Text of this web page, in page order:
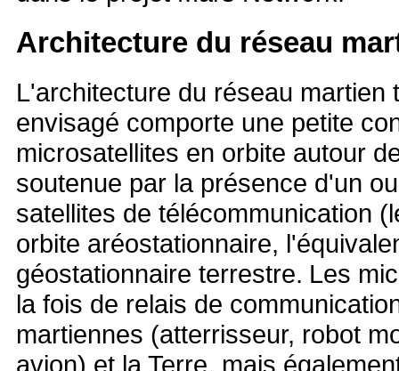
Architecture du réseau
L'architecture du réseau martien
envisagé comporte une petite
microsatellites en orbite autour
soutenue par la présence d'un
satellites de télécommunication
orbite aréostationnaire,
géostationnaire terrestre. Les
la fois de relais de
martiennes (atterrisseur, robot
avion) et la Terre, mais